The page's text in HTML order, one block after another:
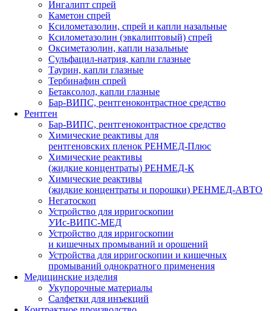
Ингалипт спрей
Каметон спрей
Ксилометазолин, спрей и капли назальные
Ксилометазолин (эвкалиптовый) спрей
Оксиметазолин, капли назальные
Сульфацил-натрия, капли глазные
Таурин, капли глазные
Тербинафин спрей
Бетаксолол, капли глазные
Бар-ВИПС, рентгеноконтрастное средство
Рентген
Бар-ВИПС, рентгеноконтрастное средство
Химические реактивы для
рентгеновских пленок РЕНМЕД-Плюс
Химические реактивы
(жидкие концентраты) РЕНМЕД-К
Химические реактивы
(жидкие концентраты и порошки) РЕНМЕД-АВТО
Негатоскоп
Устройство для ирригоскопии
УИс-ВИПС-МЕД
Устройство для ирригоскопии
и кишечных промываний и орошений
Устройства для ирригоскопии и кишечных
промываний однократного применения
Медицинские изделия
Укупорочные материалы
Салфетки для инъекций